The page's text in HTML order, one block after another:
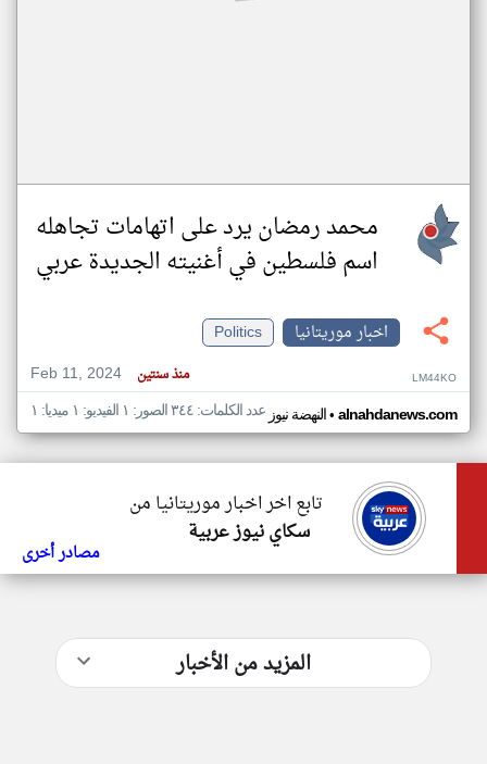
محمد رمضان يرد على اتهامات تجاهله
اسم فلسطين في أغنيته الجديدة عربي
اخبار موريتانيا
Politics
Feb 11, 2024
منذ سنتين LM44KO
النهضة نيوز• alnahdanews.com عدد الكلمات: ٣٤٤ الصور: ١ الفيديو: ١ ميديا: ١
تابع اخر اخبار موريتانيا من
سكاي نيوز عربية
مصادر أخرى
المزيد من الأخبار